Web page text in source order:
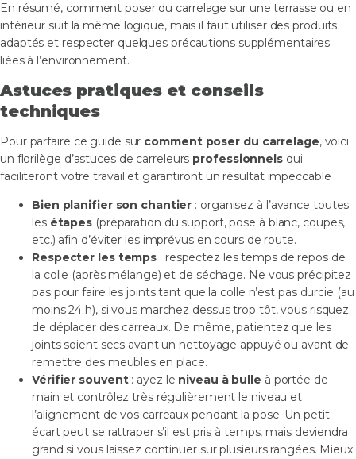
En résumé, comment poser du carrelage sur une terrasse ou en
intérieur suit la même logique, mais il faut utiliser des produits
adaptés et respecter quelques précautions supplémentaires
liées à l’environnement.
Astuces pratiques et conseils
techniques
Pour parfaire ce guide sur comment poser du carrelage, voici
un florilège d’astuces de carreleurs professionnels qui
faciliteront votre travail et garantiront un résultat impeccable :
Bien planifier son chantier : organisez à l’avance toutes
les étapes (préparation du support, pose à blanc, coupes,
etc.) afin d’éviter les imprévus en cours de route.
Respecter les temps : respectez les temps de repos de
la colle (après mélange) et de séchage. Ne vous précipitez
pas pour faire les joints tant que la colle n’est pas durcie (au
moins 24 h), si vous marchez dessus trop tôt, vous risquez
de déplacer des carreaux. De même, patientez que les
joints soient secs avant un nettoyage appuyé ou avant de
remettre des meubles en place.
Vérifier souvent : ayez le niveau à bulle à portée de
main et contrôlez très régulièrement le niveau et
l’alignement de vos carreaux pendant la pose. Un petit
écart peut se rattraper s’il est pris à temps, mais deviendra
grand si vous laissez continuer sur plusieurs rangées. Mieux